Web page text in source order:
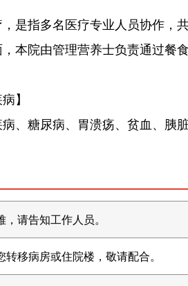
是指多名医疗专业人员协作，
本院由管理营养士负责通过餐
】
、糖尿病、胃溃疡、贫血、胰
请告知工作人员。
移病房或住院楼，敬请配合。